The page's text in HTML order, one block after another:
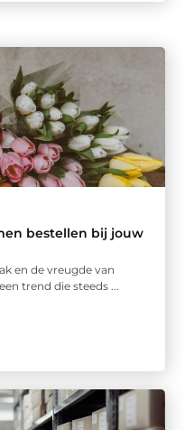
bestellen bij jouw
en de vreugde van
trend die steeds ...